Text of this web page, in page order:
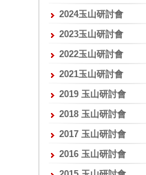
2024玉山研討會
2023玉山研討會
2022玉山研討會
2021玉山研討會
2019 玉山研討會
2018 玉山研討會
2017 玉山研討會
2016 玉山研討會